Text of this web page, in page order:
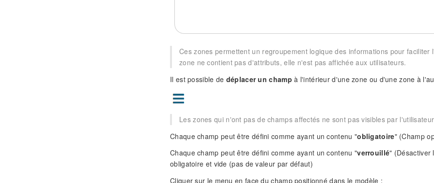
Ces zones permettent un regroupement logique des informations pour
zone ne contient pas d'attributs, elle n'est pas affichée aux utilisateurs.
Il est possible de déplacer un champ à l'intérieur d'une zone ou d'une zone à
Les zones qui n'ont pas de champs affectés ne sont pas visibles par
Chaque champ peut être défini comme ayant un contenu "obligatoire" (Champ
Chaque champ peut être défini comme ayant un contenu "verrouillé" (Désactiver
obligatoire et vide (pas de valeur par défaut)
Cliquer sur le menu en face du champ positionné dans le modèle :